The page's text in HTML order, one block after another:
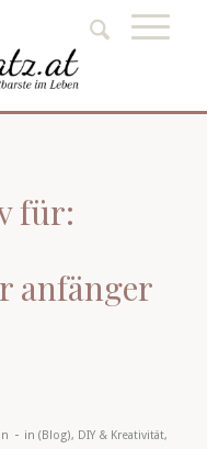
für:
anfänger
- in (Blog), DIY & Kreativität,